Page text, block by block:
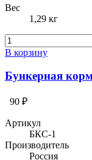
Вес
1,29 кг
В корзину
Бункерная
90 ₽
Артикул
БКС-1
Производитель
Россия